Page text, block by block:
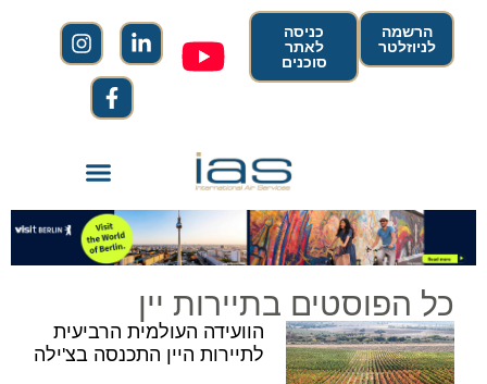
הרשמה
לניוזלטר
כניסה
לאתר
סוכנים
כל הפוסטים בתיירות יין
הוועידה העולמית הרביעית
לתיירות היין התכנסה בצ'ילה